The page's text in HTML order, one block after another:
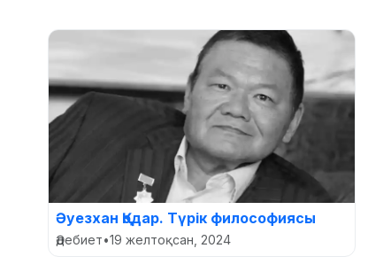
Әуезхан Қодар. Түрік философиясы
Әдебиет•19 желтоқсан, 2024